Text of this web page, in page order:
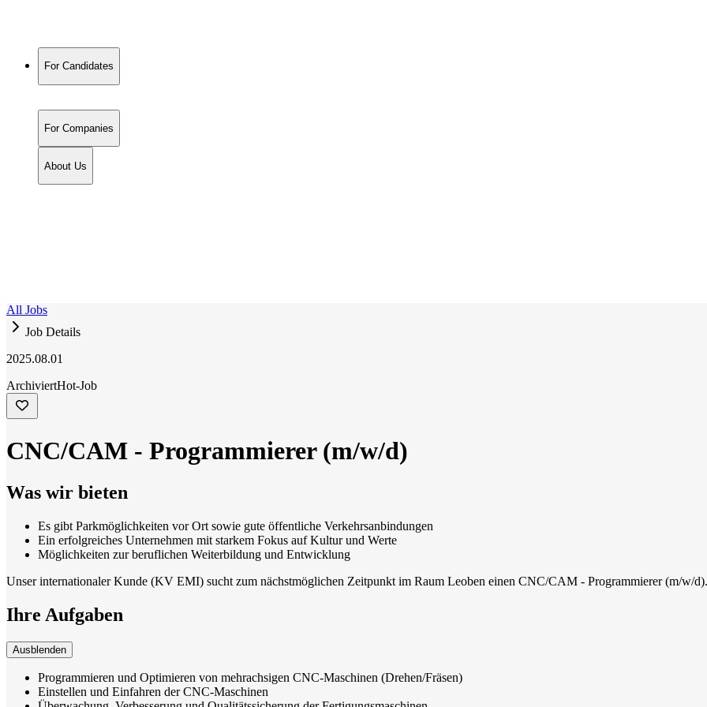
For Candidates
For Companies
About Us
All Jobs
Job Details
2025.08.01
ArchiviertHot-Job
CNC/CAM - Programmierer (m/w/d)
Was wir bieten
Es gibt Parkmöglichkeiten vor Ort sowie gute öffentliche Verkehrsanbindungen
Ein erfolgreiches Unternehmen mit starkem Fokus auf Kultur und Werte
Möglichkeiten zur beruflichen Weiterbildung und Entwicklung
Unser internationaler Kunde (KV EMI) sucht zum nächstmöglichen Zeitpunkt im Raum Leoben einen CNC/CAM - Programmierer (m/w/d).
Ihre Aufgaben
Ausblenden
Programmieren und Optimieren von mehrachsigen CNC-Maschinen (Drehen/Fräsen)
Einstellen und Einfahren der CNC-Maschinen